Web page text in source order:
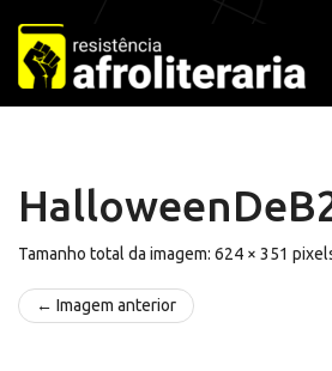
Pular
para
o
conteúdo
Tamanho total da imagem: 624 × 351
← Imagem anterior